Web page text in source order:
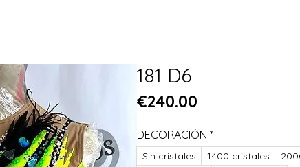
181 D6
€240.00
DECORACIÓN *
Sin cristales 1400 cristales